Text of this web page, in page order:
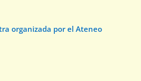
organizada por el Ateneo